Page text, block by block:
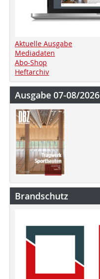
Aktuelle Ausgabe
Mediadaten
Abo-Shop
Heftarchiv
Ausgabe 07-08/2026
Brandschutz